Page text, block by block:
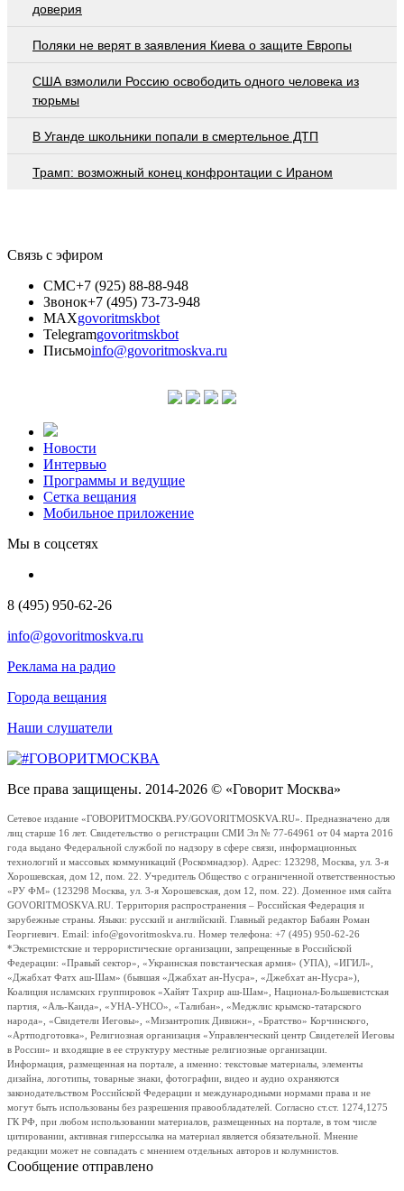
доверия
Поляки не верят в заявления Киева о защите Европы
США взмолили Россию освободить одного человека из
тюрьмы
В Уганде школьники попали в смертельное ДТП
Трамп: возможный конец конфронтации с Ираном
Связь с эфиром
СМС+7 (925) 88-88-948
Звонок+7 (495) 73-73-948
MAXgovoritmskbot
Telegramgovoritmskbot
Письмоinfo@govoritmoskva.ru
Новости
Интервью
Программы и ведущие
Сетка вещания
Мобильное приложение
Мы в соцсетях
8 (495) 950-62-26
info@govoritmoskva.ru
Реклама на радио
Города вещания
Наши слушатели
Все права защищены. 2014-2026 © «Говорит Москва»
Сетевое издание «ГОВОРИТМОСКВА.РУ/GOVORITMOSKVA.RU». Предназначено для
лиц старше 16 лет. Свидетельство о регистрации СМИ Эл № 77-64961 от 04 марта 2016
года выдано Федеральной службой по надзору в сфере связи, информационных
технологий и массовых коммуникаций (Роскомнадзор). Адрес: 123298, Москва, ул. 3-я
Хорошевская, дом 12, пом. 22. Учредитель Общество с ограниченной ответственностью
«РУ ФМ» (123298 Москва, ул. 3-я Хорошевская, дом 12, пом. 22). Доменное имя сайта
GOVORITMOSKVA.RU. Территория распространения – Российская Федерация и
зарубежные страны. Языки: русский и английский. Главный редактор Бабаян Роман
Георгиевич. Email: info@govoritmoskva.ru. Номер телефона: +7 (495) 950-62-26
*Экстремистские и террористические организации, запрещенные в Российской
Федерации: «Правый сектор», «Украинская повстанческая армия» (УПА), «ИГИЛ»,
«Джабхат Фатх аш-Шам» (бывшая «Джабхат ан-Нусра», «Джебхат ан-Нусра»),
Коалиция исламских группировок «Хайят Тахрир аш-Шам», Национал-Большевистская
партия, «Аль-Каида», «УНА-УНСО», «Талибан», «Меджлис крымско-татарского
народа», «Свидетели Иеговы», «Мизантропик Дивижн», «Братство» Корчинского,
«Артподготовка», Религиозная организация «Управленческий центр Свидетелей Иеговы
в России» и входящие в ее структуру местные религиозные организации.
Информация, размещенная на портале, а именно: текстовые материалы, элементы
дизайна, логотипы, товарные знаки, фотографии, видео и аудио охраняются
законодательством Российской Федерации и международными нормами права и не
могут быть использованы без разрешения правообладателей. Согласно ст.ст. 1274,1275
ГК РФ, при любом использовании материалов, размещенных на портале, в том числе
цитировании, активная гиперссылка на материал является обязательной. Мнение
редакции может не совпадать с мнением отдельных авторов и колумнистов.
Сообщение отправлено